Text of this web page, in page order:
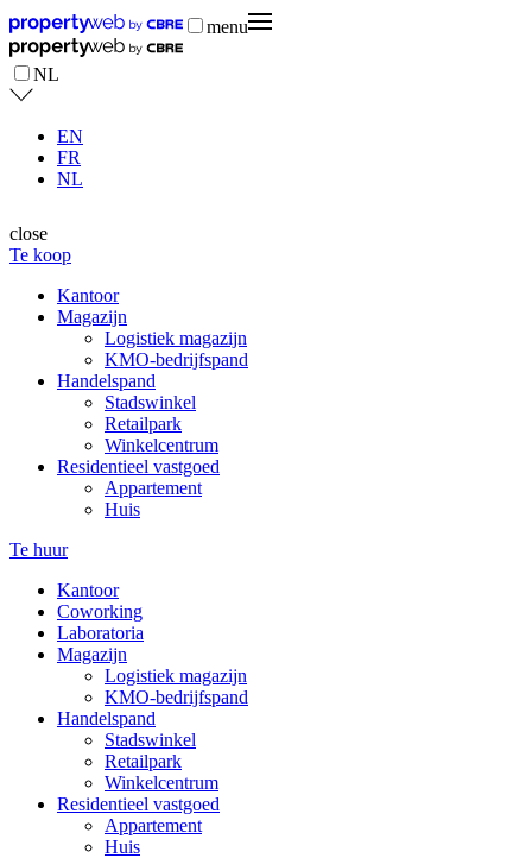
menu
NL
EN
FR
NL
close
Te koop
Kantoor
Magazijn
Logistiek magazijn
KMO-bedrijfspand
Handelspand
Stadswinkel
Retailpark
Winkelcentrum
Residentieel vastgoed
Appartement
Huis
Te huur
Kantoor
Coworking
Laboratoria
Magazijn
Logistiek magazijn
KMO-bedrijfspand
Handelspand
Stadswinkel
Retailpark
Winkelcentrum
Residentieel vastgoed
Appartement
Huis